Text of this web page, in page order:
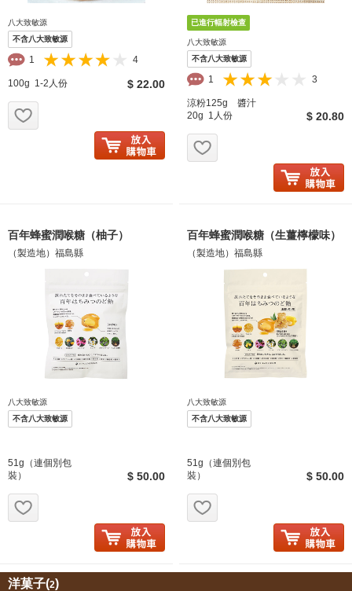
八大致敏源
不含八大致敏源
1 4
100g 1-2人份 $ 22.00
八大致敏源
不含八大致敏源
1 3
涼粉125g 醬汁
20g 1人份
$ 20.80
百年蜂蜜潤喉糖（柚子）
（製造地）福島縣
八大致敏源
不含八大致敏源
51g（連個別包
裝）
$ 50.00
百年蜂蜜潤喉糖（生薑檸檬味）
（製造地）福島縣
八大致敏源
不含八大致敏源
51g（連個別包
裝）
$ 50.00
洋菓子(2)